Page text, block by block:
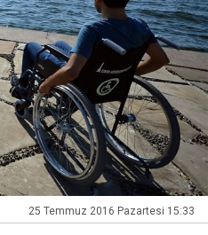
25 Temmuz 2016 Pazartesi 15:33